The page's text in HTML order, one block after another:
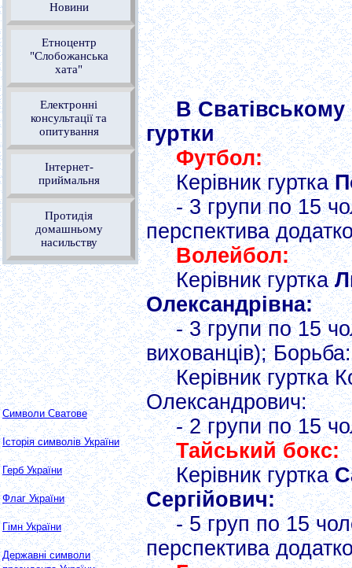
Новини
Етноцентр
"Слобожанська
хата"
Електронні
консультації та
опитування
Інтернет-
приймальня
Протидія
домашньому
насильству
Символи Сватове
Історія символів України
Герб України
Флаг України
Гімн України
Державні символи
В Сватівському
гуртки
Футбол:
Керівник гуртка
- 3 групи по 15
перспектива
Волейбол:
Керівник гуртка
Олександрівна:
- 3 групи по 15
вихованців); Борьба:
Керівник гуртка
Олександрович:
- 2 групи по 15
Тайський бокс:
Керівник гуртка
Сергійович:
- 5 груп по 15
перспектива